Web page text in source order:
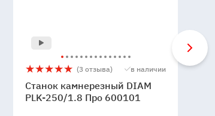
Станок
камнерезный
DIAM
5
3 (3 отзыва) в наличии
Станок камнерезный DIAM
PLK-250/1.8 Про 600101